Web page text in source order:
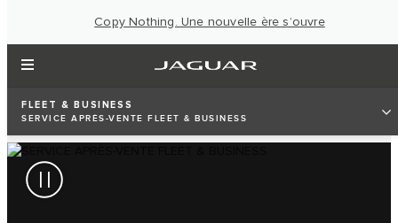
Copy Nothing. Une nouvelle ère s’ouvre
FLEET & BUSINESS
SERVICE APRÈS-VENTE FLEET & BUSINESS